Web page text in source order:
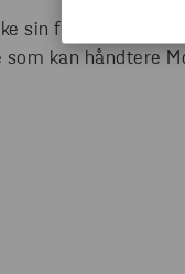
sin felles
som kan håndtere